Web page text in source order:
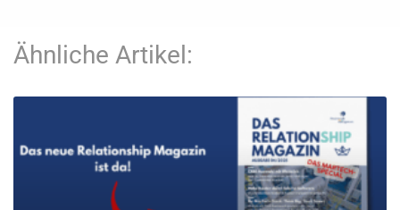
Ähnliche Artikel: